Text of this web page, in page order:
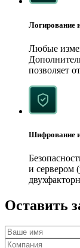
Логирование
Любые
позволяет
Шифрование и
и сервером
Оставить